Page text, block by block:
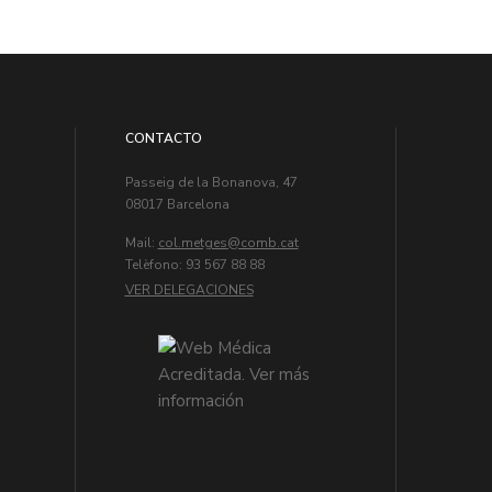
CONTACTO
Passeig de la Bonanova, 47
08017 Barcelona
Mail: col.metges
Telèfono: 93 567 88 88
VER DELEGACIONES